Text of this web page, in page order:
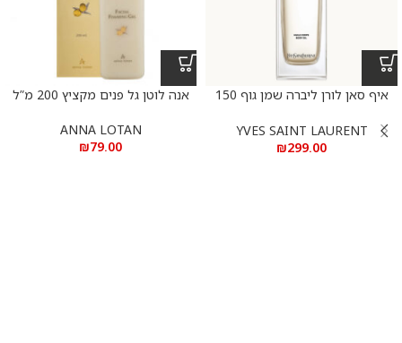
איף סאן לורן ליברה שמן גוף 150
YVES SAINT LAURENT
₪299.00
אנה לוטן גל פנים מקציץ 200 מ”ל
ANNA LOTAN
₪79.00